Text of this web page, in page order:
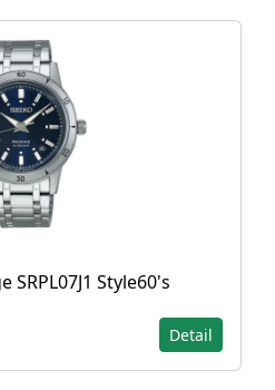
SRPL07J1 Style60's
Detail